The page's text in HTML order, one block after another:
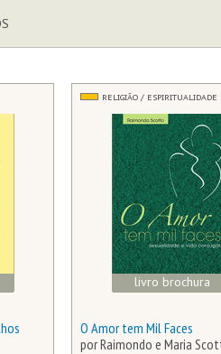
RELIGIÃO / ESPIRITUALIDADE
livro brochura
O Amor tem Mil Faces
por Raimondo e Maria